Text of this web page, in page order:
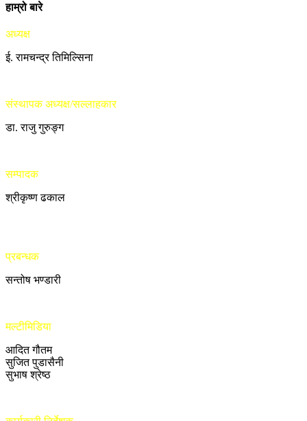
हाम्रो बारे
अध्यक्ष
ई. रामचन्द्र तिमिल्सिना
संस्थापक अध्यक्ष/सल्लाहकार
डा. राजु गुरुङ्ग
सम्पादक
श्रीकृष्ण ढकाल
प्रबन्धक
सन्तोष भण्डारी
मल्टीमिडिया
आदित गौतम
सुजित पुडासैनी
सुभाष श्रेष्ठ